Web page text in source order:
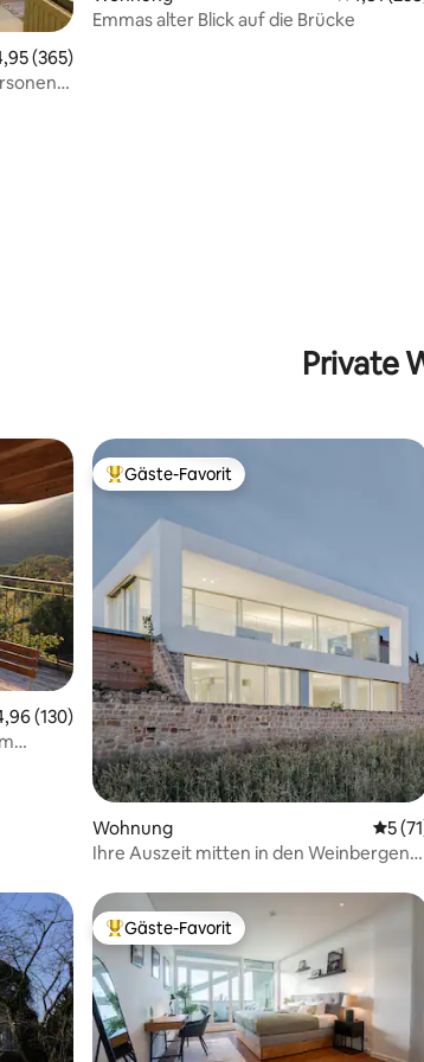
Bewertung: 4,95 von 5, 365
(365)
Emmas alter Blick auf die Brücke
Private
Bewertung: 4,96 von 5, 130
(130)
Beliebter Gäste-Favorit.
Gäste-Favorit
Wohnung
5
Ihre Auszeit mitten in den Weinbergen
Beliebter Gäste-Favorit.
Gäste-Favorit